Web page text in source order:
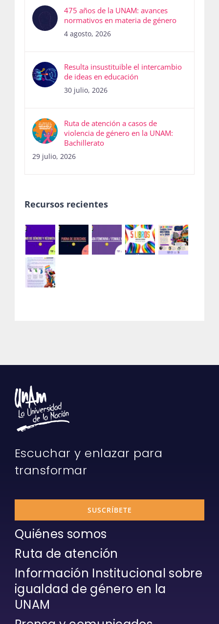
475 años de la UNAM: avances
normativos en materia de género
4 agosto, 2026
Resulta insustituible el intercambio
de ideas en educación
30 julio, 2026
Ruta de atención a casos de
violencia de género en la UNAM:
Bachillerato
29 julio, 2026
Recursos recientes
Escuchar y enlazar para
transformar
SUSCRÍBETE
Quiénes somos
Ruta de atención
Información Institucional sobre
igualdad de género en la
UNAM